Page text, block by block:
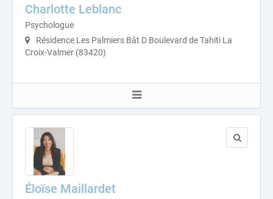
Charlotte Leblanc
Psychologue
Résidence Les Palmiers Bât D Boulevard de Tahiti La
Croix-Valmer (83420)
Éloïse Maillardet